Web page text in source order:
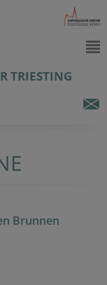
TRIESTING
Brunnen